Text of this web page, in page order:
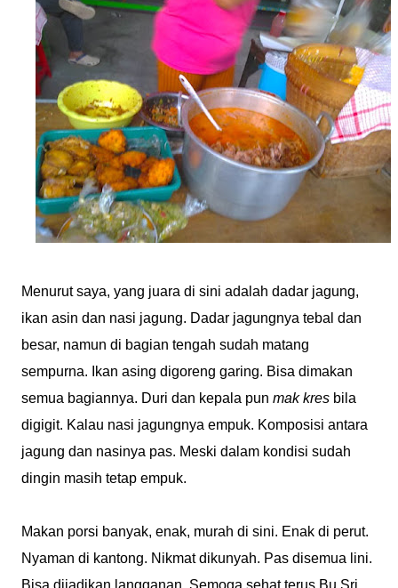
Menurut saya, yang juara di sini adalah dadar jagung,
ikan asin dan nasi jagung. Dadar jagungnya tebal dan
besar, namun di bagian tengah sudah matang
sempurna. Ikan asing digoreng garing. Bisa dimakan
semua bagiannya. Duri dan kepala pun mak kres bila
digigit. Kalau nasi jagungnya empuk. Komposisi antara
jagung dan nasinya pas. Meski dalam kondisi sudah
dingin masih tetap empuk.
Makan porsi banyak, enak, murah di sini. Enak di perut.
Nyaman di kantong. Nikmat dikunyah. Pas disemua lini.
Bisa dijadikan langganan. Semoga sehat terus Bu Sri,